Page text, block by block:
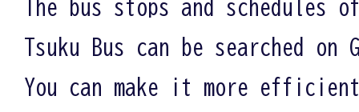
The bus stops and
Tsuku Bus can be searched on
You can make it more